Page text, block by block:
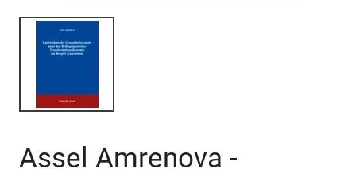
Assel Amrenova -